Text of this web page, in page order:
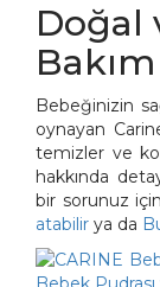
Doğal
Bebeğinizin
oynayan
temizler ve
hakkında
bir sorunuz için
atabilir ya da